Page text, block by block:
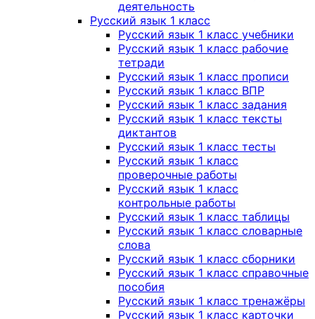
деятельность
Русский язык 1 класс
Русский язык 1 класс учебники
Русский язык 1 класс рабочие
тетради
Русский язык 1 класс прописи
Русский язык 1 класс ВПР
Русский язык 1 класс задания
Русский язык 1 класс тексты
диктантов
Русский язык 1 класс тесты
Русский язык 1 класс
проверочные работы
Русский язык 1 класс
контрольные работы
Русский язык 1 класс таблицы
Русский язык 1 класс словарные
слова
Русский язык 1 класс сборники
Русский язык 1 класс справочные
пособия
Русский язык 1 класс тренажёры
Русский язык 1 класс карточки